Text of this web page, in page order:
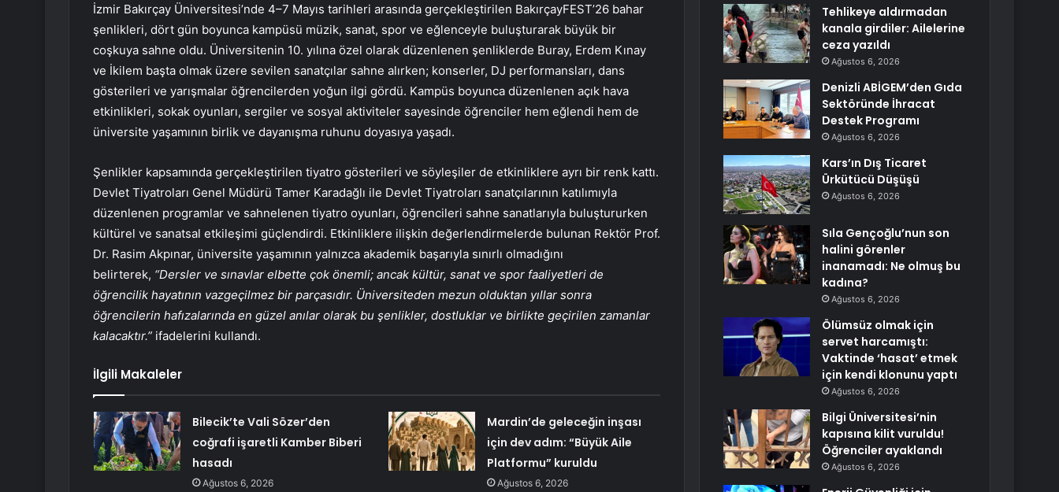
İzmir Bakırçay Üniversitesi’nde 4–7 Mayıs tarihleri arasında gerçekleştirilen BakırçayFEST’26 bahar
şenlikleri, dört gün boyunca kampüsü müzik, sanat, spor ve eğlenceyle buluşturarak büyük bir
coşkuya sahne oldu. Üniversitenin 10. yılına özel olarak düzenlenen şenliklerde Buray, Erdem Kınay
ve İkilem başta olmak üzere sevilen sanatçılar sahne alırken; konserler, DJ performansları, dans
gösterileri ve yarışmalar öğrencilerden yoğun ilgi gördü. Kampüs boyunca düzenlenen açık hava
etkinlikleri, sokak oyunları, sergiler ve sosyal aktiviteler sayesinde öğrenciler hem eğlendi hem de
üniversite yaşamının birlik ve dayanışma ruhunu doyasıya yaşadı.
Şenlikler kapsamında gerçekleştirilen tiyatro gösterileri ve söyleşiler de etkinliklere ayrı bir renk kattı.
Devlet Tiyatroları Genel Müdürü Tamer Karadağlı ile Devlet Tiyatroları sanatçılarının katılımıyla
düzenlenen programlar ve sahnelenen tiyatro oyunları, öğrencileri sahne sanatlarıyla buluştururken
kültürel ve sanatsal etkileşimi güçlendirdi. Etkinliklere ilişkin değerlendirmelerde bulunan Rektör Prof.
Dr. Rasim Akpınar, üniversite yaşamının yalnızca akademik başarıyla sınırlı olmadığını
belirterek, “Dersler ve sınavlar elbette çok önemli; ancak kültür, sanat ve spor faaliyetleri de
öğrencilik hayatının vazgeçilmez bir parçasıdır. Üniversiteden mezun olduktan yıllar sonra
öğrencilerin hafızalarında en güzel anılar olarak bu şenlikler, dostluklar ve birlikte geçirilen zamanlar
kalacaktır.” ifadelerini kullandı.
İlgili Makaleler
Bilecik’te Vali Sözer’den
coğrafi işaretli Kamber Biberi
hasadı
Ağustos 6, 2026
Mardin’de geleceğin inşası
için dev adım: “Büyük Aile
Platformu” kuruldu
Ağustos 6, 2026
Tehlikeye aldırmadan
kanala girdiler: Ailelerine
ceza yazıldı
Ağustos 6, 2026
Denizli ABİGEM’den Gıda
Sektöründe İhracat
Destek Programı
Ağustos 6, 2026
Kars’ın Dış Ticaret
Ürkütücü Düşüşü
Ağustos 6, 2026
Sıla Gençoğlu’nun son
halini görenler
inanamadı: Ne olmuş bu
kadına?
Ağustos 6, 2026
Ölümsüz olmak için
servet harcamıştı:
Vaktinde ‘hasat’ etmek
için kendi klonunu yaptı
Ağustos 6, 2026
Bilgi Üniversitesi’nin
kapısına kilit vuruldu!
Öğrenciler ayaklandı
Ağustos 6, 2026